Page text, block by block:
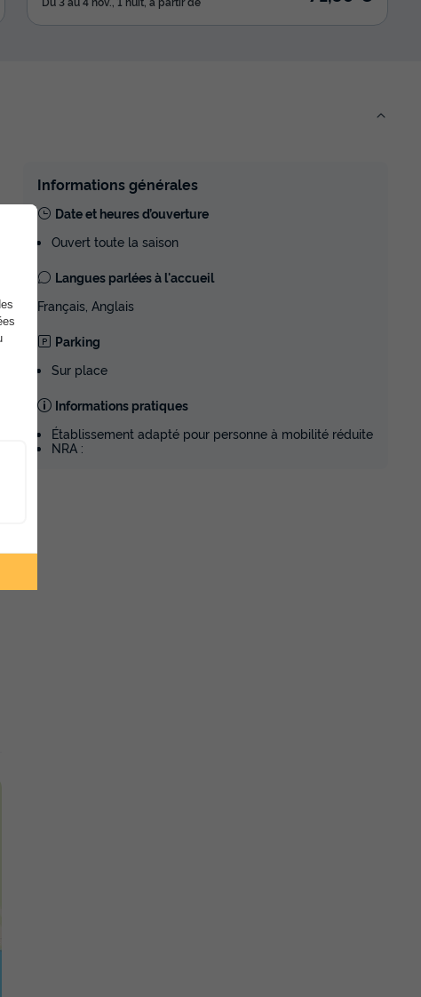
Informations générales
Date et heures d’ouverture
Ouvert toute la saison
Langues parlées à l'accueil
Français, Anglais
Parking
Sur place
Informations pratiques
Établissement adapté pour personne à mobilité réduite
NRA :